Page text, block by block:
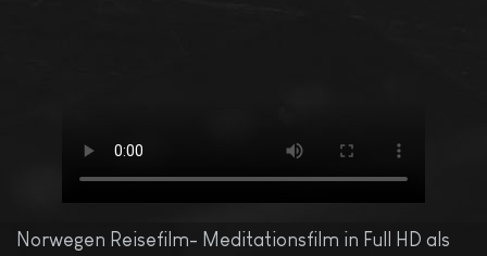
Norwegen Reisefilm- Meditationsfilm in Full HD als